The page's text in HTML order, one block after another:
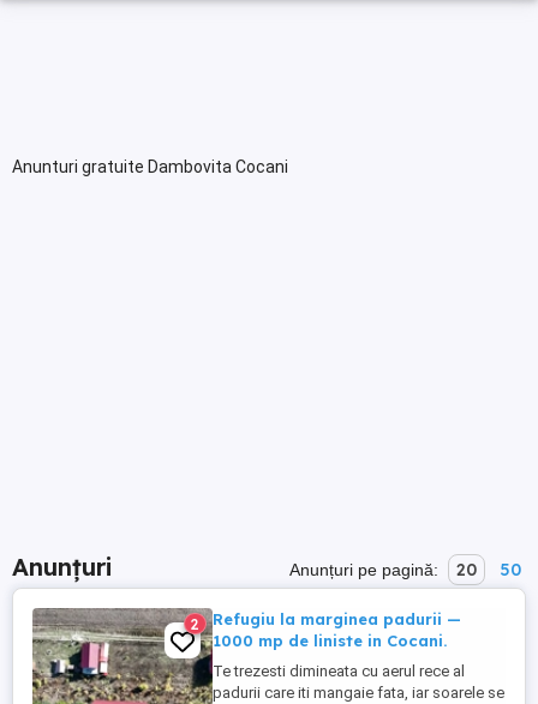
Anunturi gratuite Dambovita Cocani
Anunțuri Anunțuri pe pagină: 20 50
2
Refugiu la marginea padurii —
1000 mp de liniste in Cocani.
Te trezesti dimineata cu aerul rece al
padurii care iti mangaie fata, iar soarele se